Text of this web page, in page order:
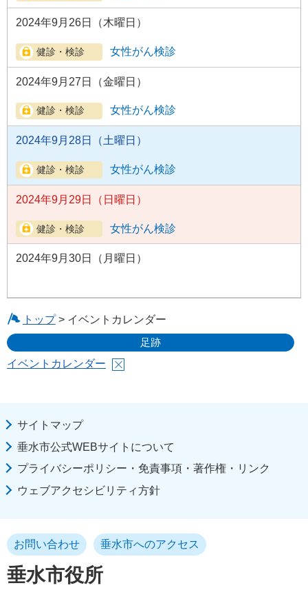
2024年9月26日（木曜日）
女性がん検診
2024年9月27日（金曜日）
女性がん検診
2024年9月28日（土曜日）
女性がん検診
2024年9月29日（日曜日）
女性がん検診
2024年9月30日（月曜日）
トップ> イベントカレンダー
足跡
イベントカレンダー
サイトマップ
垂水市公式WEBサイトについて
プライバシーポリシー・免責事項・著作権・リンク
ウェブアクセシビリティ方針
垂水市役所
お問い合わせ 垂水市へのアクセス